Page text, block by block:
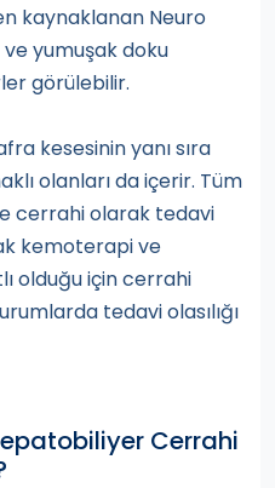
kaynaklanan Neuro
yumuşak doku
görülebilir.
kesesinin yanı sıra
olanları da içerir. Tüm
cerrahi olarak tedavi
kemoterapi ve
olduğu için cerrahi
tedavi olasılığı
Cerrahi